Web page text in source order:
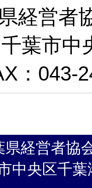
経営者
葉市中
：043-
県経営者協
央区千葉